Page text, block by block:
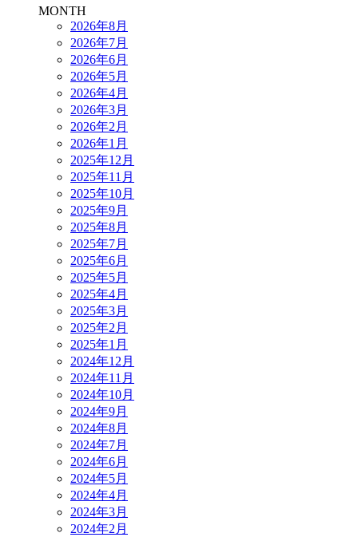
MONTH
2026年8月
2026年7月
2026年6月
2026年5月
2026年4月
2026年3月
2026年2月
2026年1月
2025年12月
2025年11月
2025年10月
2025年9月
2025年8月
2025年7月
2025年6月
2025年5月
2025年4月
2025年3月
2025年2月
2025年1月
2024年12月
2024年11月
2024年10月
2024年9月
2024年8月
2024年7月
2024年6月
2024年5月
2024年4月
2024年3月
2024年2月